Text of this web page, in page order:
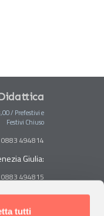
tutti
/ Prefestivi e
Festivi Chiuso
0883 494814
Giulia:
0883 494815
Alto